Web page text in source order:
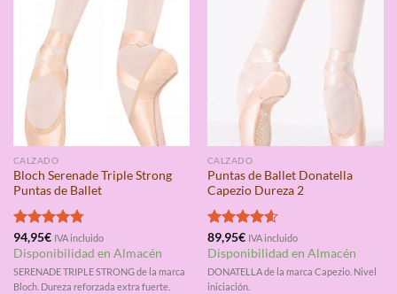
CALZADO
Bloch Serenade Triple Strong
Puntas de Ballet
Valorado
con4.75
de 5
94,95€ IVA incluido
Disponibilidad en Almacén
SERENADE TRIPLE STRONG de la marca
Bloch. Dureza reforzada extra fuerte.
CALZADO
Puntas de Ballet Donatella
Capezio Dureza 2
Valorado
con4.60
de 5
89,95€ IVA incluido
Disponibilidad en Almacén
DONATELLA de la marca Capezio. Nivel
iniciación.